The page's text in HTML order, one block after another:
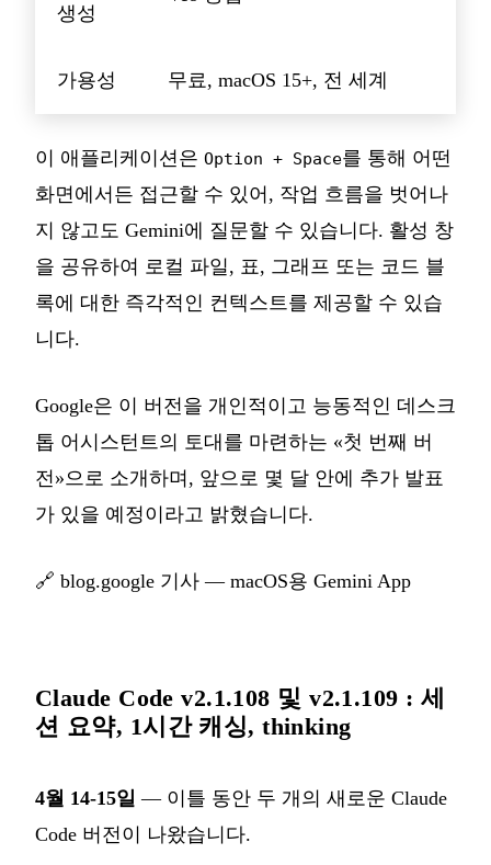
생성
가용성 무료, macOS 15+, 전 세계
이 애플리케이션은 Option + Space를 통해 어떤
화면에서든 접근할 수 있어, 작업 흐름을 벗어나
지 않고도 Gemini에 질문할 수 있습니다. 활성 창
을 공유하여 로컬 파일, 표, 그래프 또는 코드 블
록에 대한 즉각적인 컨텍스트를 제공할 수 있습
니다.
Google은 이 버전을 개인적이고 능동적인 데스크
톱 어시스턴트의 토대를 마련하는 «첫 번째 버
전»으로 소개하며, 앞으로 몇 달 안에 추가 발표
가 있을 예정이라고 밝혔습니다.
🔗 blog.google 기사 — macOS용 Gemini App
Claude Code v2.1.108 및 v2.1.109 : 세
션 요약, 1시간 캐싱, thinking
4월 14-15일 — 이틀 동안 두 개의 새로운 Claude
Code 버전이 나왔습니다.